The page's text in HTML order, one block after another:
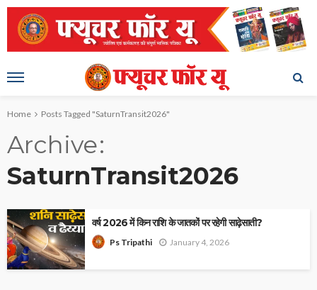
Home Posts Tagged "SaturnTransit2026"
Archive
SaturnTransit2026
वर्ष 2026 में किन राशि के जातकों पर रहेगी साढ़ेसाती?
Ps Tripathi January 4, 2026